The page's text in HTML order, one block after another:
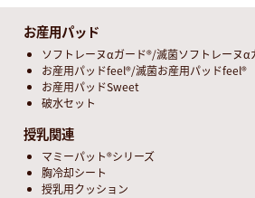
お産用パッド
ソフトレーヌαガード®/滅菌ソフトレーヌα
お産用パッドfeel®/滅菌お産用パッドfeel®
お産用パッドSweet
破水セット
授乳関連
マミーパット®シリーズ
胸冷却シート
授乳用クッション